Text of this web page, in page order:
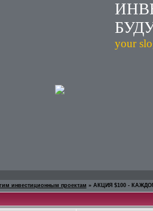
your
инвестиционным проектам » АКЦИЯ $100 -